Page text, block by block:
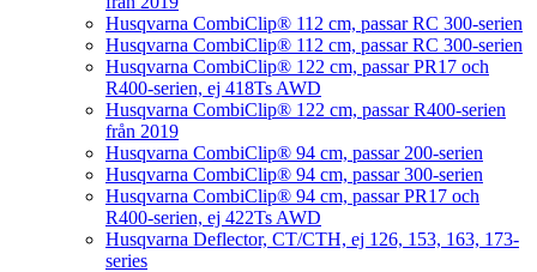
Husqvarna CombiClip® 112 cm, passar RC 300-serien
Husqvarna CombiClip® 112 cm, passar RC 300-serien
Husqvarna CombiClip® 122 cm, passar PR17 och
R400-serien, ej 418Ts AWD
Husqvarna CombiClip® 122 cm, passar R400-serien
från 2019
Husqvarna CombiClip® 94 cm, passar 200-serien
Husqvarna CombiClip® 94 cm, passar 300-serien
Husqvarna CombiClip® 94 cm, passar PR17 och
R400-serien, ej 422Ts AWD
Husqvarna Deflector, CT/CTH, ej 126, 153, 163, 173-
series